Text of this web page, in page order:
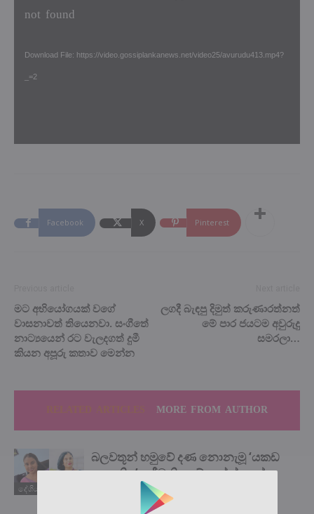
Player
not found
Download File: https://video.gossiplankanews.net/video25/avurudu413.mp4?
_=2
Facebook X Pinterest
මට අභියෝගයක් වගේ
වාසනාවත් තියෙනවා. සංගීතේ
නාට්‍යයෙන් රට වැලදගත් දුමී
කියන අපූරු කතාව මෙන්න
ලගදී බැඳපු දිමුත් කරුණාරත්නත්
මේ පාර ජයටම අවුරුදු
සමරලා…
MORE FROM AUTHOR
දේශිය පුවත්
බලවතූන් හමුවේ දණ නොනැමූ ‘යකඩ
ගැහැනිය’ සජීවනි අබේකෝන් අපේ
ගෞරවයට පාත්‍ර විය යුතුමයි! ඒ ගැන
ඇසෙන කතාව මෙන්න…